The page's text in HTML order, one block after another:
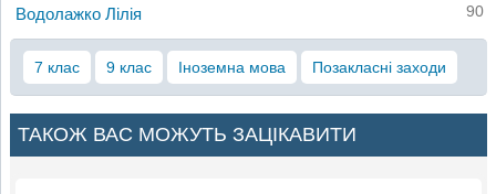
Водолажко Лілія 90
7 клас 9 клас Іноземна мова Позакласні заходи
ТАКОЖ ВАС МОЖУТЬ ЗАЦІКАВИТИ